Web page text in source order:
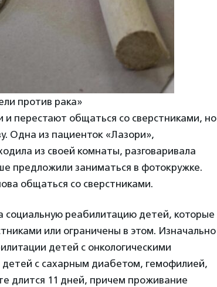
против рака»
перестают общаться со сверстниками, но
Одна из пациенток «Лазори»,
из своей комнаты, разговаривала
предложили заниматься в фотокружке.
общаться со сверстниками.
реабилитацию детей, которые
или ограничены в этом. Изначально
детей с онкологическими
с сахарным диабетом, гемофилией,
длится 11 дней, причем проживание